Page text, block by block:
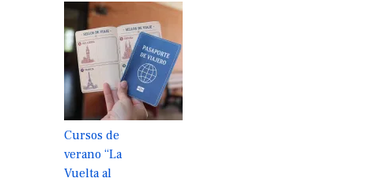
Cursos de
verano “La
Vuelta al